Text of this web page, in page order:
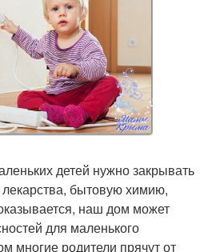
детей нужно закрывать
лекарства, бытовую химию,
наш дом может
для маленького
многие родители прячут от